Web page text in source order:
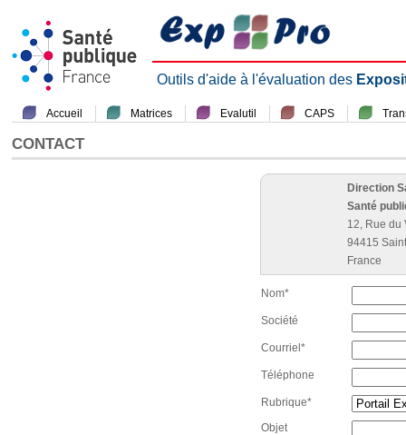
Outils d'aide à l'évaluation des
Accueil Matrices Evalutil CAPS
CONTACT
Direction
Santé
12, Rue du
94415
France
Nom*
Société
Courriel*
Téléphone
Rubrique*
Objet